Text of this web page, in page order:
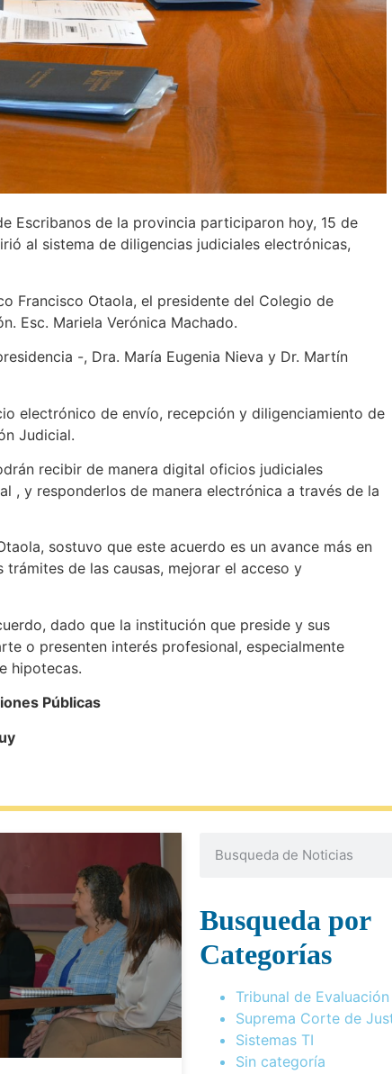
de la provincia participaron hoy, 15 de
al sistema de diligencias judiciales electrónicas,
Otaola, el presidente del Colegio de
Esc. Mariela Verónica Machado.
-, Dra. María Eugenia Nieva y Dr. Martín
de envío, recepción y diligenciamiento de
Judicial.
recibir de manera digital oficios judiciales
, y responderlos de manera electrónica a través de la
sostuvo que este acuerdo es un avance más en
de las causas, mejorar el acceso y
dado que la institución que preside y sus
o presenten interés profesional, especialmente
hipotecas.
Públicas
Busqueda por
Categorías
Tribunal de Evaluación
Suprema Corte de
Sistemas TI
Sin categoría